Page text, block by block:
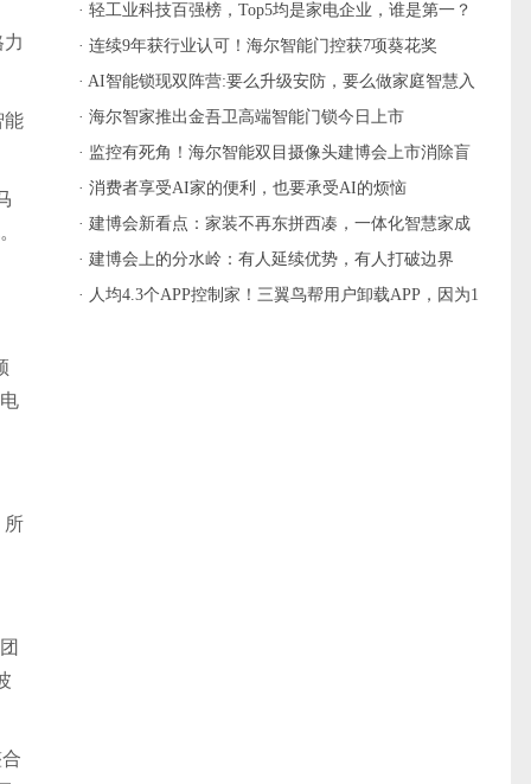
能
所
· 轻工业科技百强榜，Top5均是家电企业，谁是第一？
· 连续9年获行业认可！海尔智能门控获7项葵花奖
· AI智能锁现双阵营:要么升级安防，要么做家庭智慧入
口
· 海尔智家推出金吾卫高端智能门锁今日上市
· 监控有死角！海尔智能双目摄像头建博会上市消除盲
区
· 消费者享受AI家的便利，也要承受AI的烦恼
· 建博会新看点：家装不再东拼西凑，一体化智慧家成
主流
· 建博会上的分水岭：有人延续优势，有人打破边界
· 人均4.3个APP控制家！三翼鸟帮用户卸载APP，因为1